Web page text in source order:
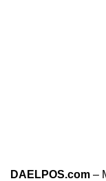
DAELPOS.com –